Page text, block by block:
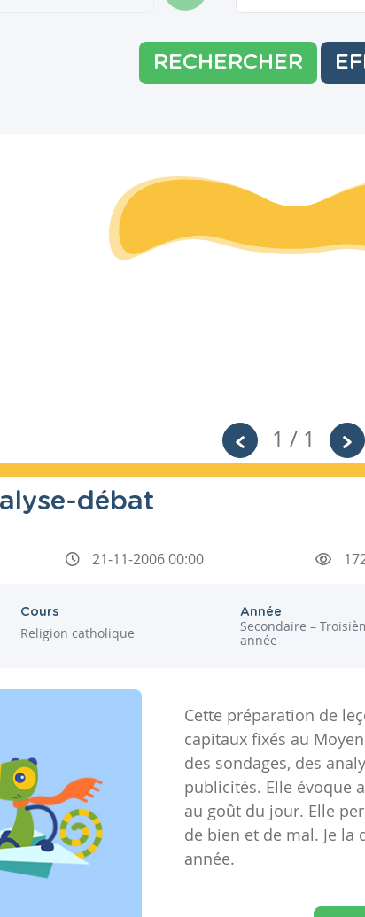
RECHERCHER
1 / 1
débat
21-11-2006 00:00
Cours
Religion catholique
Année
Secondaire –
année
Cette préparation de
capitaux fixés au
des sondages, des
publicités. Elle évoque
au goût du jour. Elle
de bien et de mal. Je la
année.